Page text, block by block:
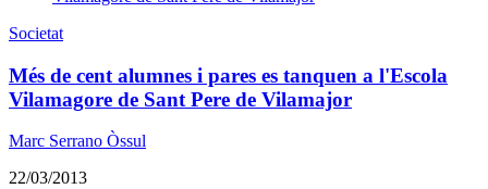
Societat
Més de cent alumnes i pares es tanquen a l'Escola
Vilamagore de Sant Pere de Vilamajor
Marc Serrano Òssul
22/03/2013